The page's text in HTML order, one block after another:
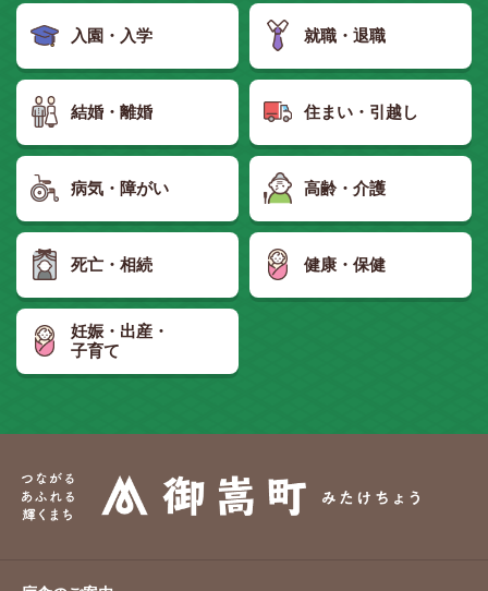
入園・入学 就職・退職
結婚・離婚 住まい・引越し
病気・障がい 高齢・介護
死亡・相続 健康・保健
妊娠・出産・
子育て